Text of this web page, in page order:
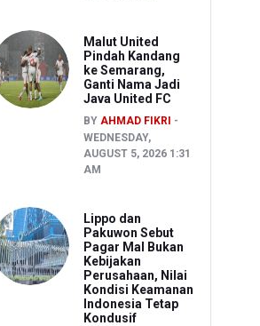
Malut United
Pindah Kandang
ke Semarang,
Ganti Nama Jadi
Java United FC
BY AHMAD FIKRI
WEDNESDAY,
AUGUST 5, 2026 1:31
AM
Lippo dan
Pakuwon Sebut
Pagar Mal Bukan
Kebijakan
Perusahaan, Nilai
Kondisi Keamanan
Indonesia Tetap
Kondusif